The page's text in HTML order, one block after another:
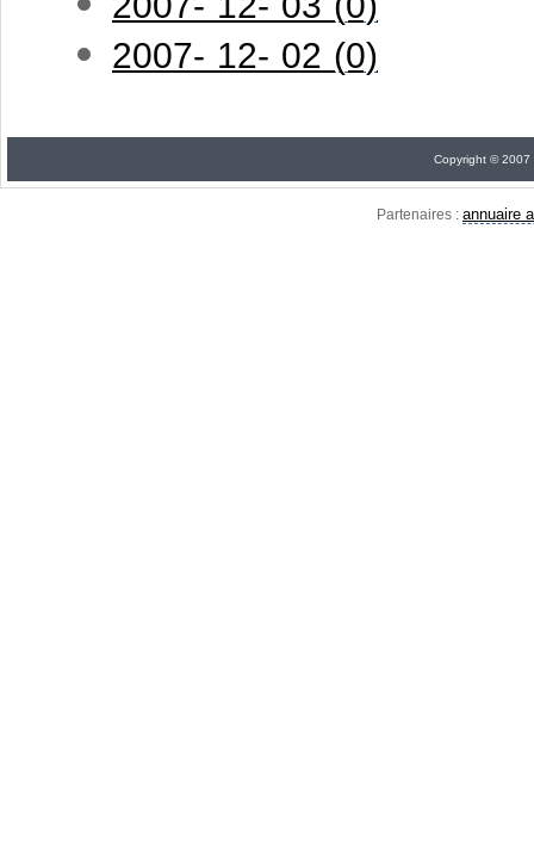
2007- 12- 02 (0)
Copyright © 2007
Partenaires : annuaire